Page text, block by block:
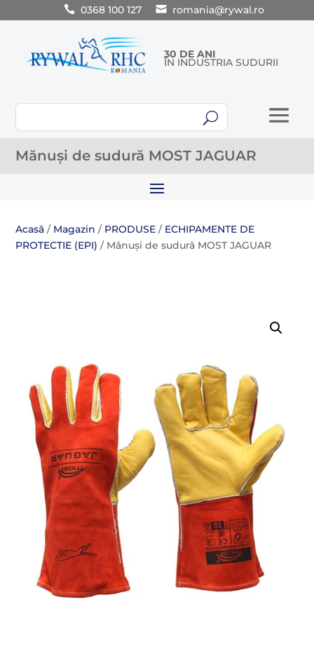
0368 100 127 romania@rywal.ro
30 DE ANI
ÎN INDUSTRIA SUDURII
U
Mănuși de sudură MOST JAGUAR
Acasă / Magazin / PRODUSE / ECHIPAMENTE DE
PROTECTIE (EPI) / Mănuși de sudură MOST JAGUAR